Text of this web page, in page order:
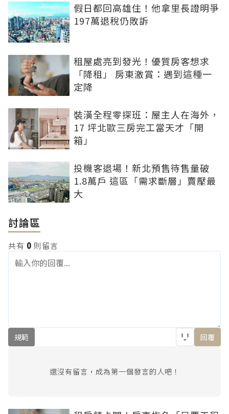
假日都回高雄住！他拿里長證明爭
197萬退稅仍敗訴
租屋處亮到發光！優質房客想求
「降租」 房東激賞：遇到這種一
定降
裝潢全程零探班：屋主人在海外，
17 坪北歐三房完工當天才「開
箱」
投機客退場！新北預售待售量破
1.8萬戶 這區「需求斷層」賣壓最
大
討論區
共有 0 則留言
規範 回覆
還沒有留言，成為第一個發言的人吧！